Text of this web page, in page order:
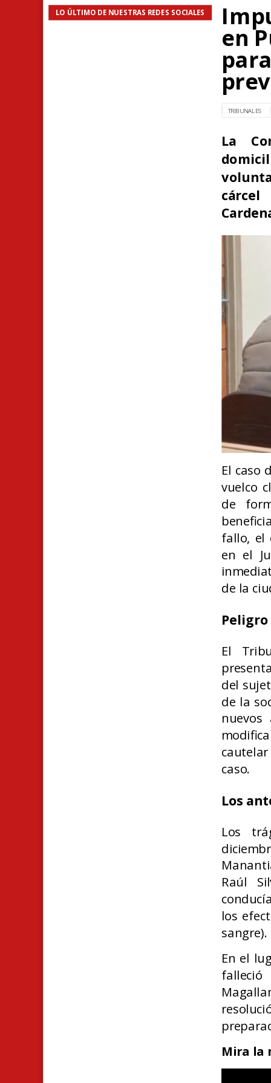
LO ÚLTIMO DE NUESTRAS REDES SOCIALES
en
TRIBUNALES
La
El caso
vuelco
de
fallo, el
en el
de la
El
del
de la
caso.
Los
Los
Raúl
los
sangre).
En el
Mira la